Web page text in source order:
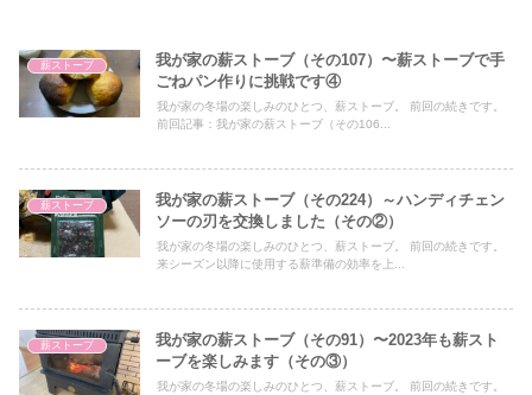
薪ストーブ
我が家の薪ストーブ（その107）〜薪ストーブで手
ごねパン作りに挑戦です④
我が家の冬場の楽しみのひとつ、薪ストーブ。 前回の続きです。
前回記事：我が家の薪ストーブ（その106...
薪ストーブ
我が家の薪ストーブ（その224）～ハンディチェン
ソーの刃を交換しました（その②）
我が家の冬場の楽しみのひとつ、薪ストーブ。 前回の続きです。
来シーズン以降に使用する薪準備の効率を上...
薪ストーブ
我が家の薪ストーブ（その91）〜2023年も薪スト
ーブを楽しみます（その③）
我が家の冬場の楽しみのひとつ、薪ストーブ。 前回の続きです。